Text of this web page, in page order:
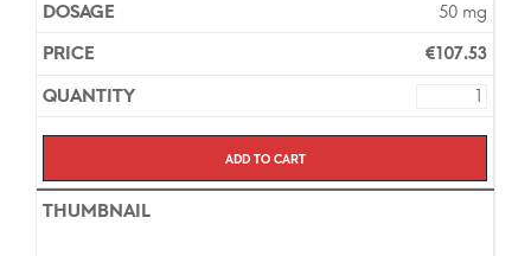
50 mg
€107.53
Add to cart